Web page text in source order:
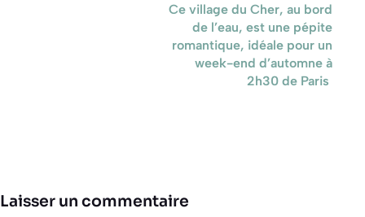
Ce village du Cher, au bord
de l’eau, est une pépite
romantique, idéale pour un
week-end d’automne à
2h30 de Paris
Laisser un commentaire